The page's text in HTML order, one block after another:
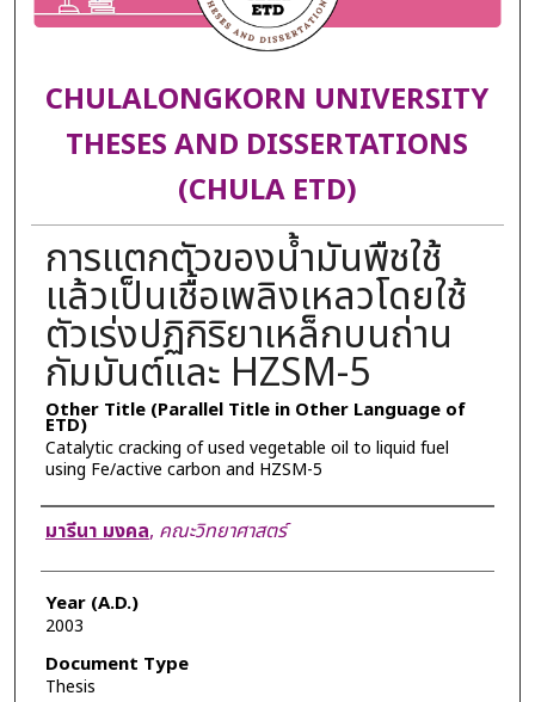
CHULALONGKORN UNIVERSITY
THESES AND DISSERTATIONS
(CHULA ETD)
การแตกตัวของน้ำมันพืชใช้
แล้วเป็นเชื้อเพลิงเหลวโดยใช้
ตัวเร่งปฏิกิริยาเหล็กบนถ่าน
กัมมันต์และ HZSM-5
Other Title (Parallel Title in Other Language of
ETD)
Catalytic cracking of used vegetable oil to liquid fuel
using Fe/active carbon and HZSM-5
Author
มารีนา มงคล, คณะวิทยาศาสตร์
Year (A.D.)
2003
Document Type
Thesis